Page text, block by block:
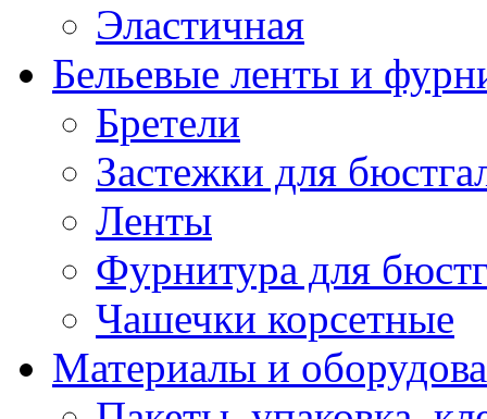
Эластичная
Бельевые ленты и
Бретели
Застежки для
Ленты
Фурнитура для
Чашечки корсетные
Материалы и